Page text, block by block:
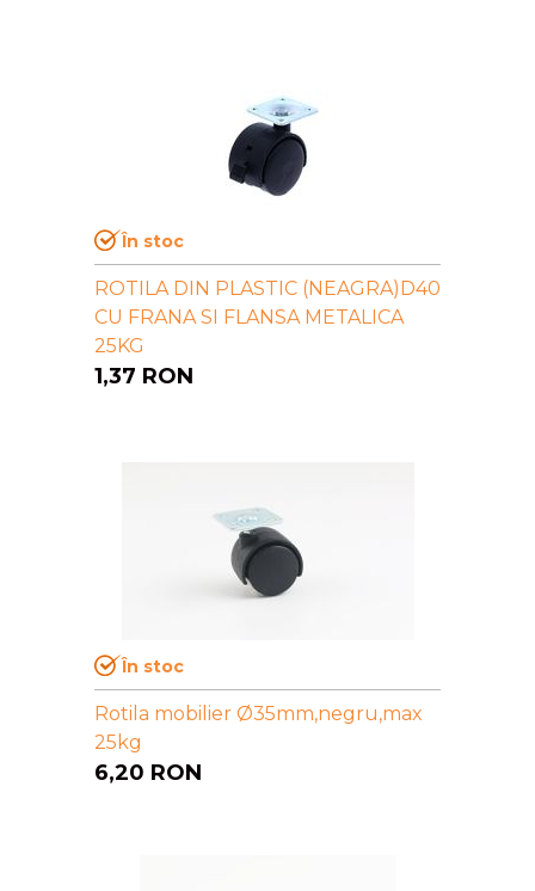
În stoc
ROTILA DIN PLASTIC (NEAGRA)D40
CU FRANA SI FLANSA METALICA
25KG
1,37 RON
În stoc
Rotila mobilier Ø35mm,negru,max
25kg
6,20 RON